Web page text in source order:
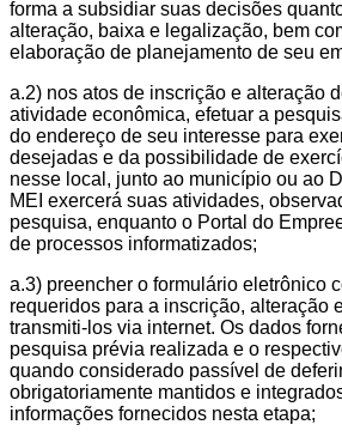
forma a subsidiar suas decisões
alteração, baixa e legalização, bem
elaboração de planejamento de seu
a.2) nos atos de inscrição e alteração
atividade econômica, efetuar a
do endereço de seu interesse para
desejadas e da possibilidade de
nesse local, junto ao município ou ao
MEI exercerá suas atividades,
pesquisa, enquanto o Portal do
de processos informatizados;
a.3) preencher o formulário eletrônico
requeridos para a inscrição, alteração
transmiti-los via internet. Os dados
pesquisa prévia realizada e o
quando considerado passível de
obrigatoriamente mantidos e
informações fornecidos nesta etapa;